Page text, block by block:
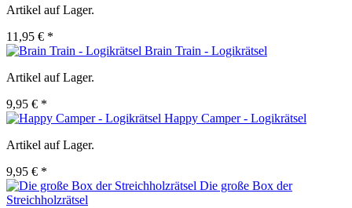
Artikel auf Lager.
11,95 € *
Brain Train - Logikrätsel
Artikel auf Lager.
9,95 € *
Happy Camper - Logikrätsel
Artikel auf Lager.
9,95 € *
Die große Box der
Streichholzrätsel